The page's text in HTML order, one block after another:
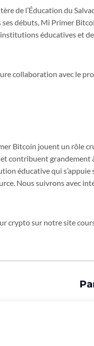
de l’Éducation du
débuts, Mi Primer
éducatives et
collaboration avec le
Bitcoin jouent un rôle
contribuent grandement
éducative qui s’appuie
Nous suivrons avec
crypto sur notre site